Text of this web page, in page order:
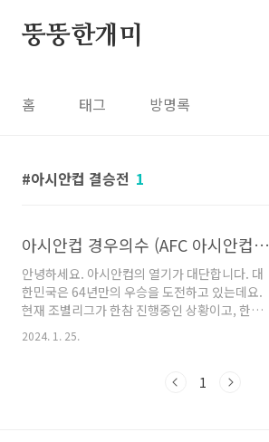
뚱뚱한개미
홈 태그 방명록
아시안컵 결승전 1
아시안컵 경우의수 (AFC 아시안컵 한국 16강 경우의 수는?)
안녕하세요. 아시안컵의 열기가 대단합니다. 대
한민국은 64년만의 우승을 도전하고 있는데요.
현재 조별리그가 한참 진행중인 상황이고, 한국
은 현재 'E'조에 속해있습니다. 2경기를 치뤘고
첫 경기 바레인전에서 3:1로 1승을 했고, 여기서
카드 트러블의 우려가 있는 상황입니다. 이와 관
2024. 1. 25.
1